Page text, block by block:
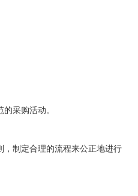
采购活动。
，制定合理的流程来公正地进行